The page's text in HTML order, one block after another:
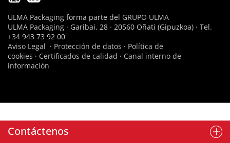
Contáctenos
ULMA Packaging forma parte del GRUPO ULMA
ULMA Packaging · Garibai, 28 · 20560 Oñati (Gipuzkoa) · Tel.
+34 943 73 92 00
Aviso Legal · Protección de datos · Política de
cookies · Certificados de calidad · Canal interno de
información